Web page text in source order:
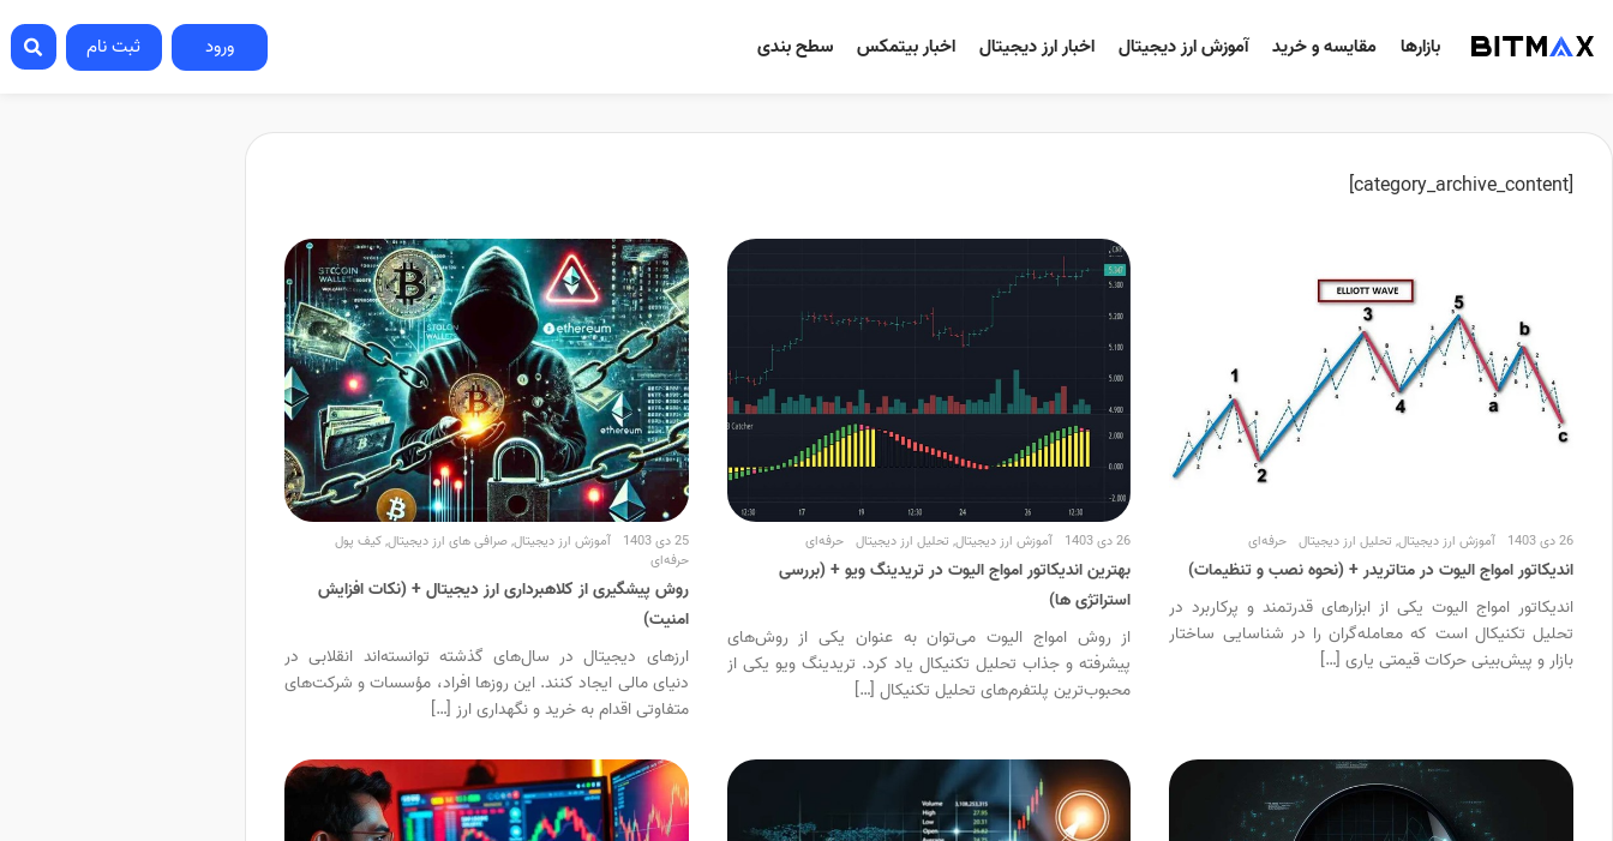
بازارها مقایسه و خرید آموزش ارز دیجیتال اخبار ارز دیجیتال اخبار بیتمکس سطح بندی ورود ثبت نام
[category_archive_content]
26 دی 1403 آموزش ارز دیجیتال, تحلیل ارز دیجیتال حرفه‌ای
اندیکاتور امواج الیوت در متاتریدر + (نحوه نصب و تنظیمات)
اندیکاتور امواج الیوت یکی از ابزارهای قدرتمند و پرکاربرد در
تحلیل تکنیکال است که معامله‌گران را در شناسایی ساختار
بازار و پیش‌بینی حرکات قیمتی یاری […]
26 دی 1403 آموزش ارز دیجیتال, تحلیل ارز دیجیتال حرفه‌ای
بهترین اندیکاتور امواج الیوت در تریدینگ ویو + (بررسی
استراتژی ها)
از روش امواج الیوت می‌توان به عنوان یکی از روش‌های
پیشرفته و جذاب تحلیل تکنیکال یاد کرد. تریدینگ ویو یکی از
محبوب‌ترین پلتفرم‌های تحلیل تکنیکال […]
25 دی 1403 آموزش ارز دیجیتال,صرافی های ارز دیجیتال,کیف پول
حرفه‌ای
روش پیشگیری از کلاهبرداری ارز دیجیتال + (نکات افزایش
امنیت)
ارزهای دیجیتال در سال‌های گذشته توانسته‌اند انقلابی در
دنیای مالی ایجاد کنند. این روزها افراد، مؤسسات و شرکت‌های
متفاوتی اقدام به خرید و نگهداری ارز […]